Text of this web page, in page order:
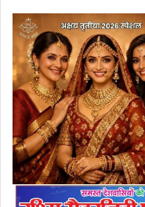
e
m
a
i
l